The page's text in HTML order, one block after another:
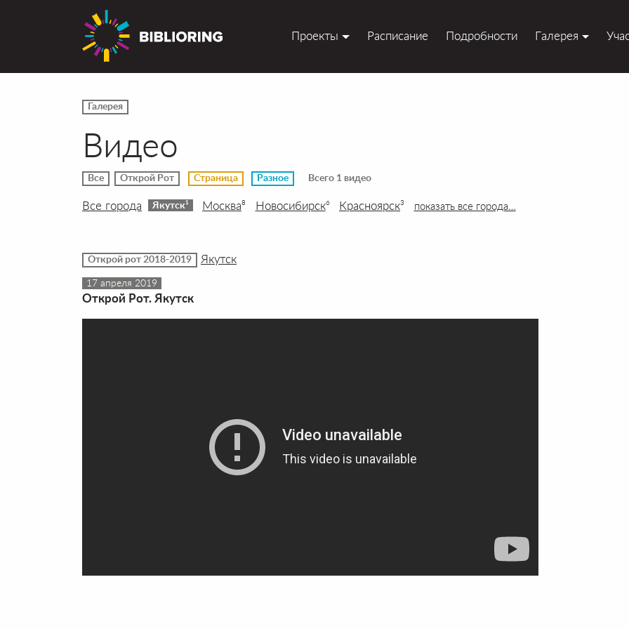
Проекты Расписание Подробности Галерея
Галерея
Видео
Все Открой Рот Страница Разное Всего 1 видео
Все города Якутск1 Москва8 Новосибирск6 Красноярск3 показать все города…
Открой рот 2018-2019 Якутск
17 апреля 2019
Открой Рот. Якутск